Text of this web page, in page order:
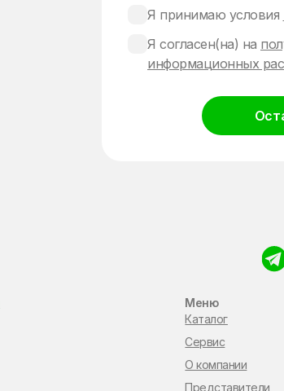
Я принимаю условия
Я согласен(на) на
информационных
Меню
Каталог
Сервис
О компании
Представители